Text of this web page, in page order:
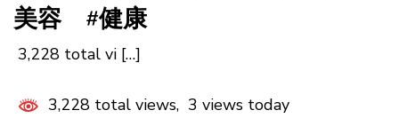
美容 #健康
3,228 total vi […]
3,228 total views, 3 views today